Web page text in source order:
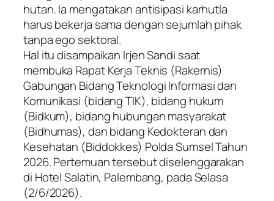
hutan. Ia mengatakan antisipasi karhutla
harus bekerja sama dengan sejumlah pihak
tanpa ego sektoral.
Hal itu disampaikan Irjen Sandi saat
membuka Rapat Kerja Teknis (Rakernis)
Gabungan Bidang Teknologi Informasi dan
Komunikasi (bidang TIK), bidang hukum
(Bidkum), bidang hubungan masyarakat
(Bidhumas), dan bidang Kedokteran dan
Kesehatan (Biddokkes) Polda Sumsel Tahun
2026. Pertemuan tersebut diselenggarakan
di Hotel Salatin, Palembang, pada Selasa
(2/6/2026).